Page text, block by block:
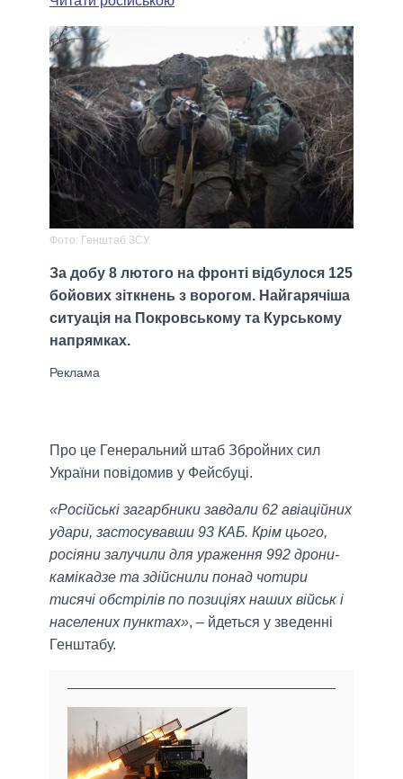
Фото: Генштаб ЗСУ
За добу 8 лютого на фронті відбулося 125
бойових зіткнень з ворогом. Найгарячіша
ситуація на Покровському та Курському
напрямках.
Про це Генеральний штаб Збройних сил
України повідомив у Фейсбуці.
«Російські загарбники завдали 62 авіаційних
удари, застосувавши 93 КАБ. Крім цього,
росіяни залучили для ураження 992 дрони-
камікадзе та здійснили понад чотири
тисячі обстрілів по позиціях наших військ і
населених пунктах», – йдеться у зведенні
Генштабу.